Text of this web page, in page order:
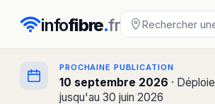
infofibre.fr
PROCHAINE PUBLICATION
10 septembre 2026 ·
jusqu'au 30 juin 2026